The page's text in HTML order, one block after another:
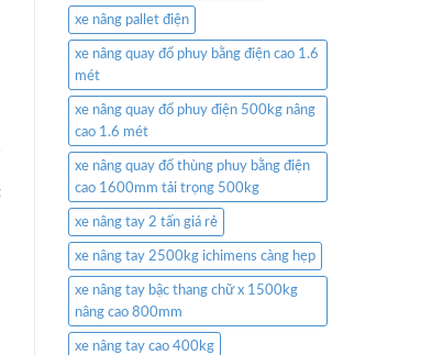
xe nâng pallet điện
xe nâng quay đổ phuy bằng điện cao 1.6
mét
xe nâng quay đổ phuy điện 500kg nâng
cao 1.6 mét
xe nâng quay đổ thùng phuy bằng điện
cao 1600mm tải trọng 500kg
xe nâng tay 2 tấn giá rẻ
xe nâng tay 2500kg ichimens càng hẹp
xe nâng tay bậc thang chữ x 1500kg
nâng cao 800mm
xe nâng tay cao 400kg